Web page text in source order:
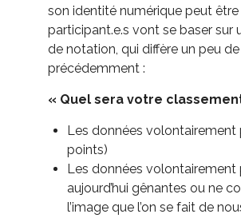
son identité numérique peut
participant.e.s vont se baser sur
de notation, qui diffère un peu
précédemment :
« Quel sera votre
Les données volontairement
points)
Les données volontairement
aujourd’hui gênantes ou ne
l’image que l’on se fait de